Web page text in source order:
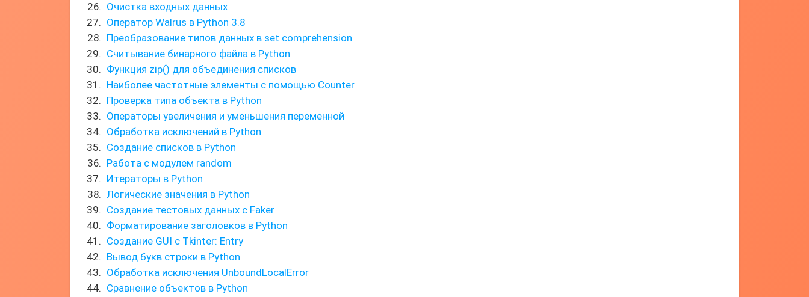
Очистка входных данных
Оператор Walrus в Python 3.8
Преобразование типов данных в set comprehension
Считывание бинарного файла в Python
Функция zip() для объединения списков
Наиболее частотные элементы с помощью Counter
Проверка типа объекта в Python
Операторы увеличения и уменьшения переменной
Обработка исключений в Python
Создание списков в Python
Работа с модулем random
Итераторы в Python
Логические значения в Python
Создание тестовых данных с Faker
Форматирование заголовков в Python
Создание GUI с Tkinter: Entry
Вывод букв строки в Python
Обработка исключения UnboundLocalError
Сравнение объектов в Python